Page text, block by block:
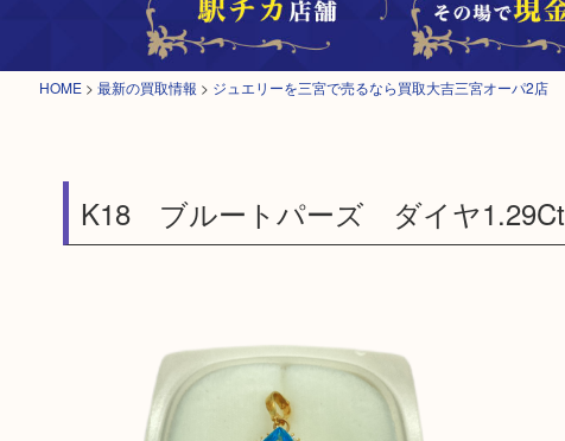
HOME > 最新の買取情報 > ジュエリーを三宮で売るなら買取大吉三宮オーパ2店
K18 ブルートパーズ ダイヤ1.29Ct